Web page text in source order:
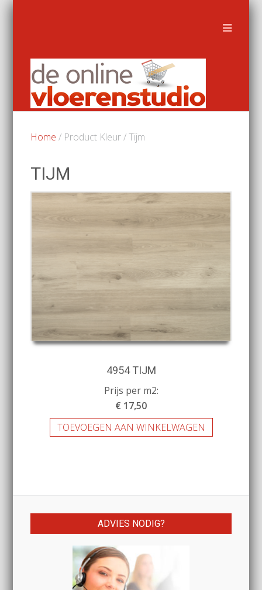
Home / Product Kleur / Tijm
TIJM
4954 TIJM
Prijs per m2:
€ 17,50
TOEVOEGEN AAN WINKELWAGEN
ADVIES NODIG?